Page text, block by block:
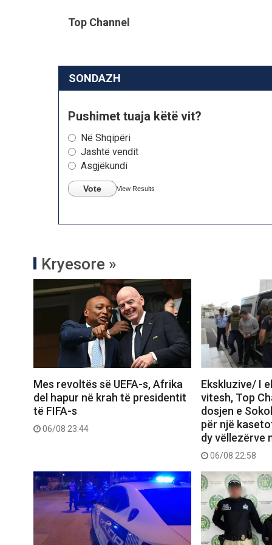
Top Channel
SONDAZH
Pushimet tuaja këtë vit?
Në Shqipëri
Jashtë vendit
Asgjëkundi
Vote View Results
Kryesore »
Mes revoltës së UEFA-s, Afrika
del hapur në krah të presidentit
të FIFA-s
06/08 23:44
Ekskluzive/ I
vitesh, Top
dosjen e
për një
dy vëllezërve
06/08 22:58